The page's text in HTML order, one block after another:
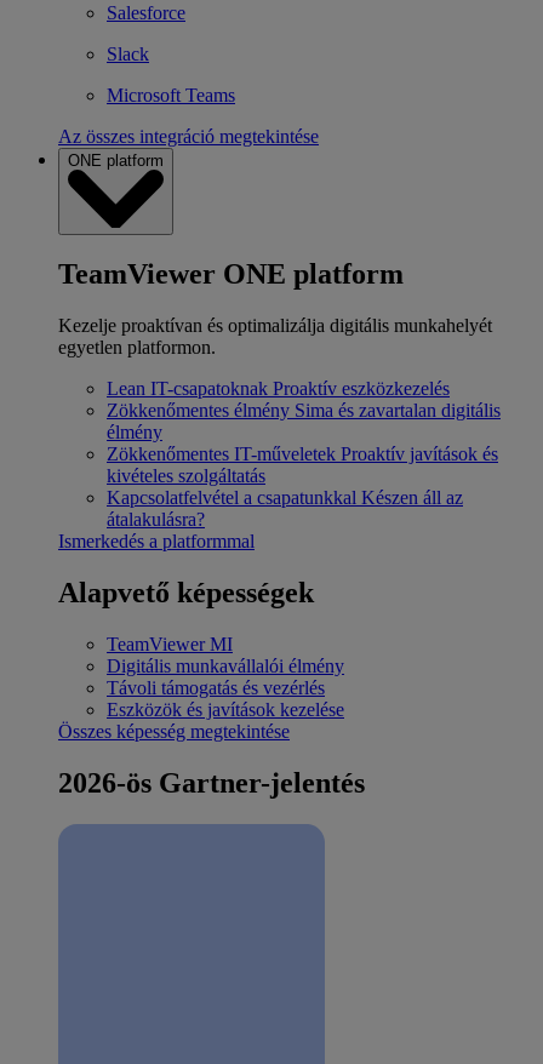
Salesforce
Slack
Microsoft Teams
Az összes integráció megtekintése
ONE platform
TeamViewer ONE platform
Kezelje proaktívan és optimalizálja digitális munkahelyét
egyetlen platformon.
Lean IT-csapatoknak Proaktív eszközkezelés
Zökkenőmentes élmény Sima és zavartalan digitális
élmény
Zökkenőmentes IT-műveletek Proaktív javítások és
kivételes szolgáltatás
Kapcsolatfelvétel a csapatunkkal Készen áll az
átalakulásra?
Ismerkedés a platformmal
Alapvető képességek
TeamViewer MI
Digitális munkavállalói élmény
Távoli támogatás és vezérlés
Eszközök és javítások kezelése
Összes képesség megtekintése
2026-ös Gartner-jelentés